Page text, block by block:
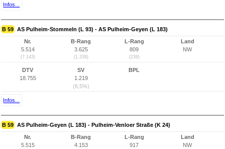
Infos...
B 59 AS Pulheim-Stommeln (L 93) - AS Pulheim-Geyen (L 183)
Nr.
5.514
(7.143)
B-Rang
3.625
(1.339)
L-Rang
809
(238)
Land
NW
DTV
18.755
SV
1.219
(6,5%)
BPL
Infos...
B 59 AS Pulheim-Geyen (L 183) - Pulheim-Venloer Straße (K 24)
Nr.
5.515
B-Rang
4.153
L-Rang
917
Land
NW